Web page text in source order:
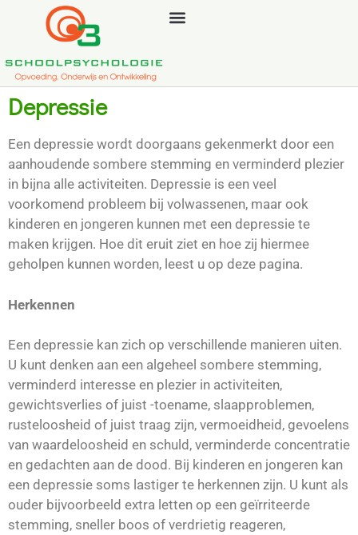
Depressie
Een depressie wordt doorgaans gekenmerkt door een
aanhoudende sombere stemming en verminderd plezier
in bijna alle activiteiten. Depressie is een veel
voorkomend probleem bij volwassenen, maar ook
kinderen en jongeren kunnen met een depressie te
maken krijgen. Hoe dit eruit ziet en hoe zij hiermee
geholpen kunnen worden, leest u op deze pagina.
Herkennen
Een depressie kan zich op verschillende manieren uiten.
U kunt denken aan een algeheel sombere stemming,
verminderd interesse en plezier in activiteiten,
gewichtsverlies of juist -toename, slaapproblemen,
rusteloosheid of juist traag zijn, vermoeidheid, gevoelens
van waardeloosheid en schuld, verminderde concentratie
en gedachten aan de dood. Bij kinderen en jongeren kan
een depressie soms lastiger te herkennen zijn. U kunt als
ouder bijvoorbeeld extra letten op een geïrriteerde
stemming, sneller boos of verdrietig reageren,